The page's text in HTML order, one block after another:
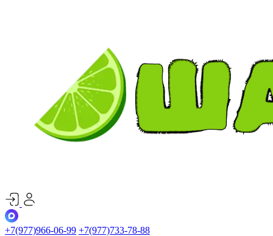
+7(977)966-06-99 +7(977)733-78-88